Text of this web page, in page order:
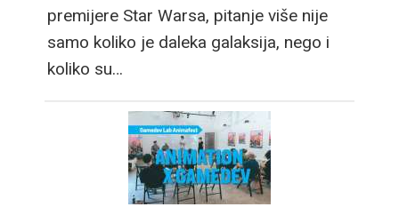
premijere Star Warsa, pitanje više nije
samo koliko je daleka galaksija, nego i
koliko su…